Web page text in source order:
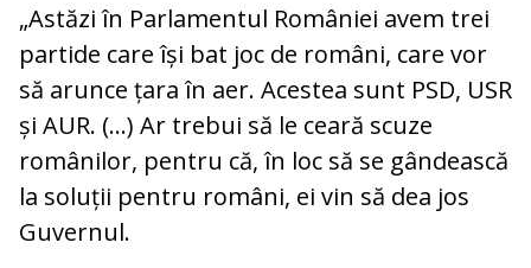
„Astăzi în Parlamentul României avem trei
partide care își bat joc de români, care vor
să arunce țara în aer. Acestea sunt PSD, USR
și AUR. (...) Ar trebui să le ceară scuze
românilor, pentru că, în loc să se gândească
la soluții pentru români, ei vin să dea jos
Guvernul.